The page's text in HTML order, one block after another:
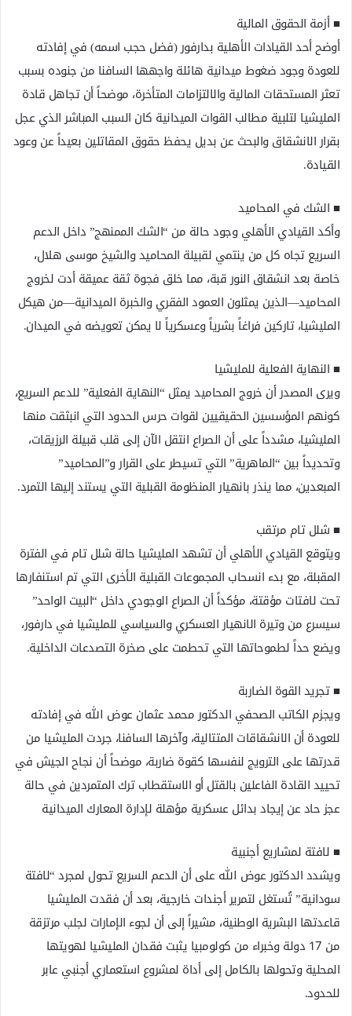
​■ أزمة الحقوق المالية
أوضح أحد القيادات الأهلية بدارفور (فضل حجب اسمه) في إفادته
للعودة وجود ضغوط ميدانية هائلة واجهها السافنا من جنوده بسبب
تعثر المستحقات المالية والالتزامات المتأخرة، موضحاً أن تجاهل قادة
المليشيا لتلبية مطالب القوات الميدانية كان السبب المباشر الذي عجل
بقرار الانشقاق والبحث عن بديل يحفظ حقوق المقاتلين بعيداً عن وعود
القيادة.
​■ الشك في المحاميد
وأكد القيادي الأهلي وجود حالة من “الشك الممنهج” داخل الدعم
السريع تجاه كل من ينتمي لقبيلة المحاميد والشيخ موسى هلال،
خاصة بعد انشقاق النور قبة، مما خلق فجوة ثقة عميقة أدت لخروج
المحاميد—الذين يمثلون العمود الفقري والخبرة الميدانية—من هيكل
المليشيا، تاركين فراغاً بشرياً وعسكرياً لا يمكن تعويضه في الميدان.
​■ النهاية الفعلية للمليشيا
ويرى المصدر أن خروج المحاميد يمثل “النهاية الفعلية” للدعم السريع،
كونهم المؤسسين الحقيقيين لقوات حرس الحدود التي انبثقت منها
المليشيا، مشدداً على أن الصراع انتقل الآن إلى قلب قبيلة الرزيقات،
وتحديداً بين “الماهرية” التي تسيطر على القرار و”المحاميد”
المبعدين، مما ينذر بانهيار المنظومة القبلية التي يستند إليها التمرد.
​■ شلل تام مرتقب
ويتوقع القيادي الأهلي أن تشهد المليشيا حالة شلل تام في الفترة
المقبلة، مع بدء انسحاب المجموعات القبلية الأخرى التي تم استنفارها
تحت لافتات مؤقتة، مؤكداً أن الصراع الوجودي داخل “البيت الواحد”
سيسرع من وتيرة الانهيار العسكري والسياسي للمليشيا في دارفور،
ويضع حداً لطموحاتها التي تحطمت على صخرة التصدعات الداخلية.
​■ تجريد القوة الضاربة
ويجزم الكاتب الصحفي الدكتور محمد عثمان عوض الله في إفادته
للعودة أن الانشقاقات المتتالية، وآخرها السافنا، جردت المليشيا من
قدرتها على الترويج لنفسها كقوة ضاربة، موضحاً أن نجاح الجيش في
تحييد القادة الفاعلين بالقتل أو الاستقطاب ترك المتمردين في حالة
عجز حاد عن إيجاد بدائل عسكرية مؤهلة لإدارة المعارك الميدانية
​■ لافتة لمشاريع أجنبية
ويشدد الدكتور عوض الله على أن الدعم السريع تحول لمجرد “لافتة
سودانية” تُستغل لتمرير أجندات خارجية، بعد أن فقدت المليشيا
قاعدتها البشرية الوطنية، مشيراً إلى أن لجوء الإمارات لجلب مرتزقة
من 17 دولة وخبراء من كولومبيا يثبت فقدان المليشيا لهويتها
المحلية وتحولها بالكامل إلى أداة لمشروع استعماري أجنبي عابر
للحدود.